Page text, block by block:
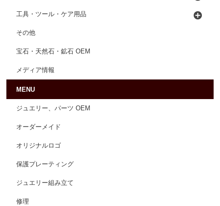
工具・ツール・ケア用品
その他
宝石・天然石・鉱石 OEM
メディア情報
MENU
ジュエリー、パーツ OEM
オーダーメイド
オリジナルロゴ
保護プレーティング
ジュエリー組み立て
修理